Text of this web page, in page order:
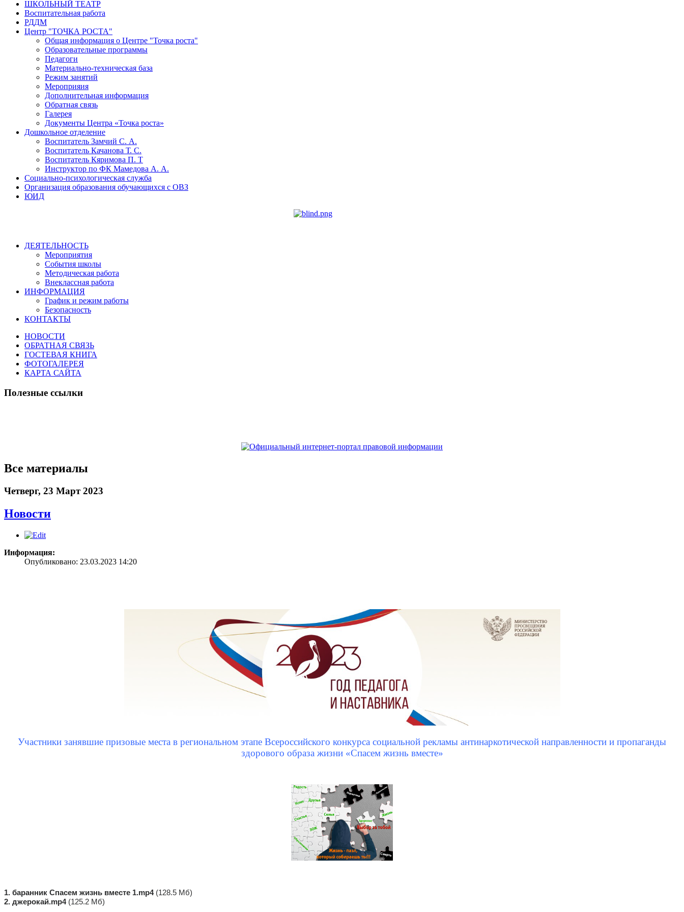
ШКОЛЬНЫЙ ТЕАТР
Воспитательная работа
РДДМ
Центр "ТОЧКА РОСТА"
Общая информация о Центре "Точка роста"
Образовательные программы
Педагоги
Материально-техническая база
Режим занятий
Мероприяия
Дополнительная информация
Обратная связь
Галерея
Документы Центра «Точка роста»
Дошкольное отделение
Воспитатель Замчий С. А.
Воспитатель Качанова Т. С.
Воспитатель Кяримова П. Т
Инструктор по ФК Мамедова А. А.
Социально-психологическая служба
Организация образования обучающихся с ОВЗ
ЮИД
ДЕЯТЕЛЬНОСТЬ
Мероприятия
События школы
Методическая работа
Внеклассная работа
ИНФОРМАЦИЯ
График и режим работы
Безопасность
КОНТАКТЫ
НОВОСТИ
ОБРАТНАЯ СВЯЗЬ
ГОСТЕВАЯ КНИГА
ФОТОГАЛЕРЕЯ
КАРТА САЙТА
Полезные ссылки
Все материалы
Четверг, 23 Март 2023
Новости
Информация:
Опубликовано: 23.03.2023 14:20
Участники занявшие призовые места в региональном этапе Всероссийского конкурса социальной рекламы антинаркотической направленности и пропаганды
здорового образа жизни «Спасем жизнь вместе»
1. баранник Спасем жизнь вместе 1.mp4 (128.5 Мб)
2. джерокай.mp4 (125.2 Мб)